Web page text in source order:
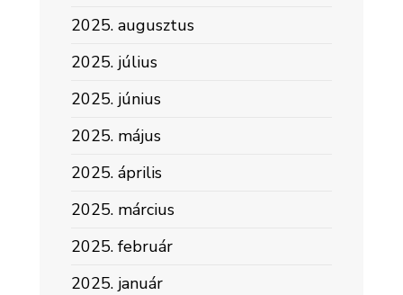
2025. augusztus
2025. július
2025. június
2025. május
2025. április
2025. március
2025. február
2025. január